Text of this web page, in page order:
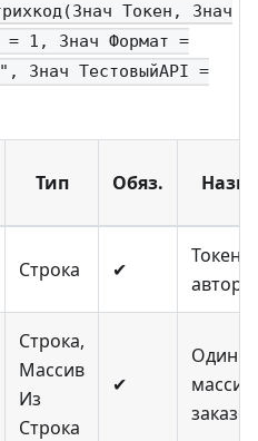
Токен, Знач
= 1, Знач Формат =
Знач ТестовыйAPI =
Тип Обяз.
Строка ✔
Токен
Строка,
Массив
Из
Строка
✔
Один
заказов